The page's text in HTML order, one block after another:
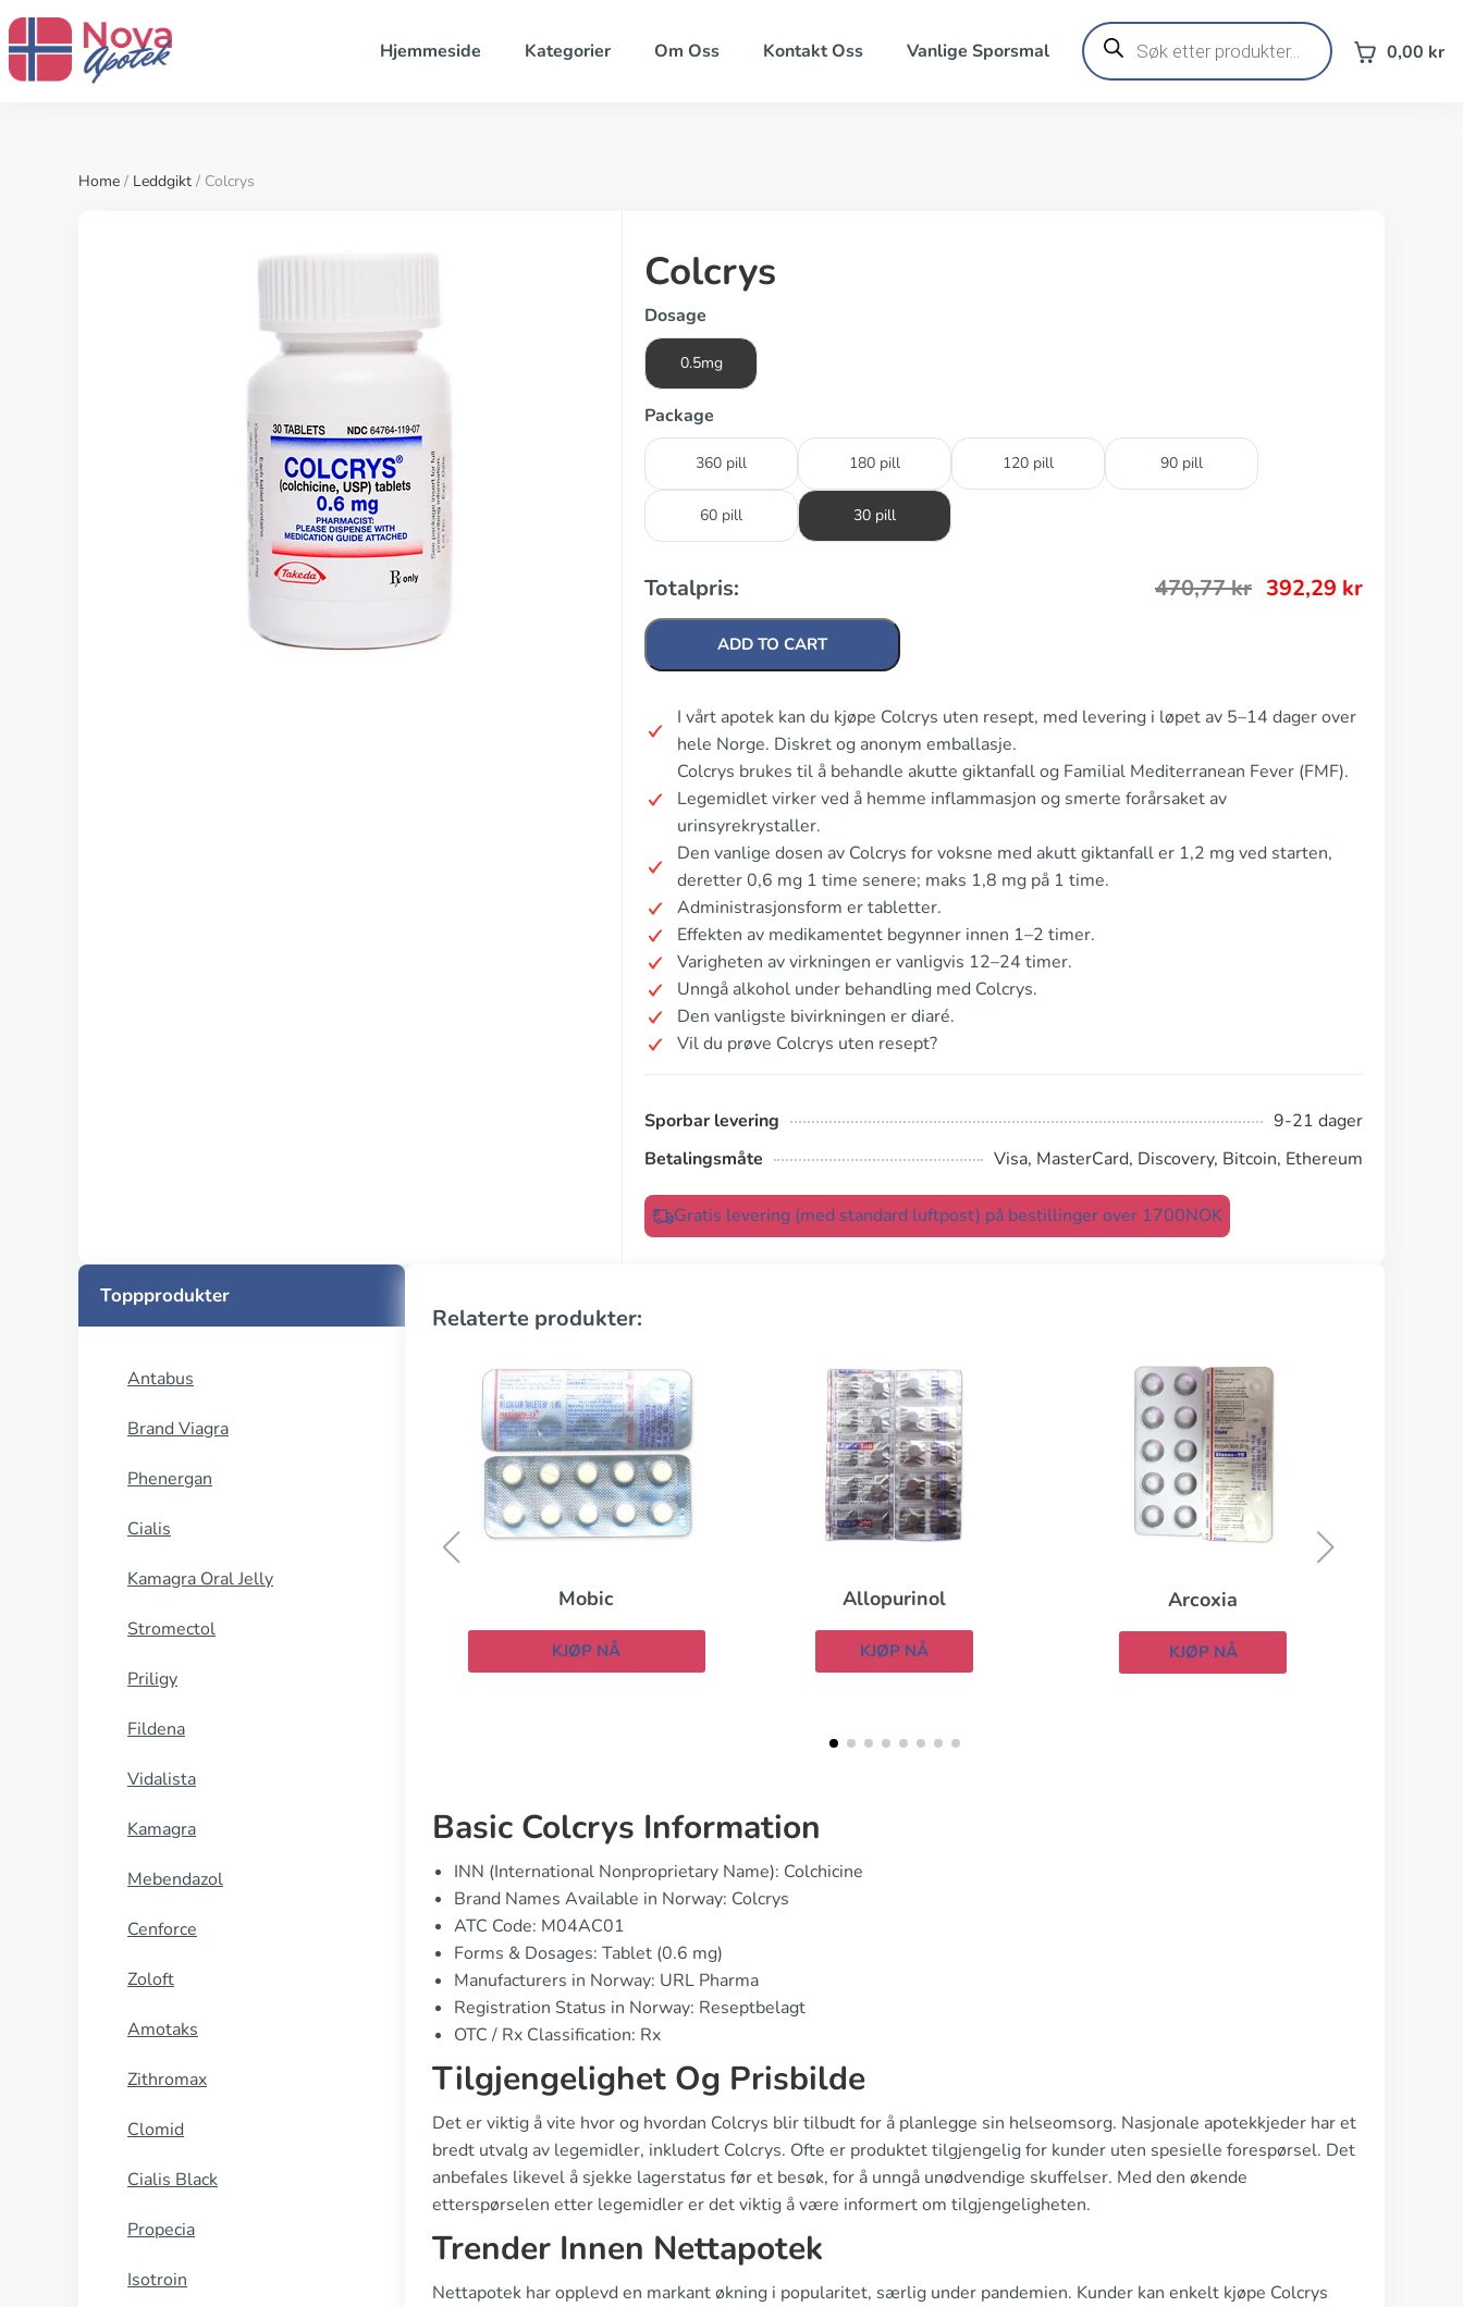
Hjemmeside Kategorier Om Oss Kontakt Oss Vanlige Sporsmal
Products
search 0,00 kr
Home / Leddgikt / Colcrys
Colcrys
Dosage
0.5mg
Package
360 pill 180 pill 120 pill 90 pill
60 pill 30 pill
Totalpris: 470,77kr 392,29 kr
ADD TO CART
I vårt apotek kan du kjøpe Colcrys uten resept, med levering i løpet av 5–14 dager over
hele Norge. Diskret og anonym emballasje.
Colcrys brukes til å behandle akutte giktanfall og Familial Mediterranean Fever (FMF).
Legemidlet virker ved å hemme inflammasjon og smerte forårsaket av
urinsyrekrystaller.
Den vanlige dosen av Colcrys for voksne med akutt giktanfall er 1,2 mg ved starten,
deretter 0,6 mg 1 time senere; maks 1,8 mg på 1 time.
Administrasjonsform er tabletter.
Effekten av medikamentet begynner innen 1–2 timer.
Varigheten av virkningen er vanligvis 12–24 timer.
Unngå alkohol under behandling med Colcrys.
Den vanligste bivirkningen er diaré.
Vil du prøve Colcrys uten resept?
Sporbar levering
9-21 dager
Betalingsmåte
Visa, MasterCard, Discovery, Bitcoin, Ethereum
Gratis levering (med standard luftpost) på bestillinger over 1700NOK
Toppprodukter
Antabus
Brand Viagra
Phenergan
Cialis
Kamagra Oral Jelly
Stromectol
Priligy
Fildena
Vidalista
Kamagra
Mebendazol
Cenforce
Zoloft
Amotaks
Zithromax
Clomid
Cialis Black
Propecia
Isotroin
Relaterte produkter:
Allopurinol
KJØP NÅ
Arcoxia
KJØP NÅ
Naprosyn
Basic Colcrys Information
INN (International Nonproprietary Name): Colchicine
Brand Names Available in Norway: Colcrys
ATC Code: M04AC01
Forms & Dosages: Tablet (0.6 mg)
Manufacturers in Norway: URL Pharma
Registration Status in Norway: Reseptbelagt
OTC / Rx Classification: Rx
Tilgjengelighet Og Prisbilde
Det er viktig å vite hvor og hvordan Colcrys blir tilbudt for å planlegge sin helseomsorg. Nasjonale apotekkjeder har et
bredt utvalg av legemidler, inkludert Colcrys. Ofte er produktet tilgjengelig for kunder uten spesielle forespørsel. Det
anbefales likevel å sjekke lagerstatus før et besøk, for å unngå unødvendige skuffelser. Med den økende
etterspørselen etter legemidler er det viktig å være informert om tilgjengeligheten.
Trender Innen Nettapotek
Nettapotek har opplevd en markant økning i popularitet, særlig under pandemien. Kunder kan enkelt kjøpe Colcrys